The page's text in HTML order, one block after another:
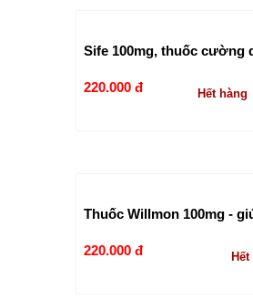
Sife 100mg, thuốc cường
220.000 đ Hết hàng
Thuốc Willmon 100mg -
220.000 đ